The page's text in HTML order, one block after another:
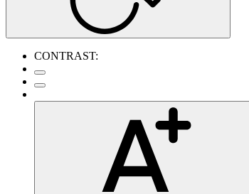
CONTRAST: